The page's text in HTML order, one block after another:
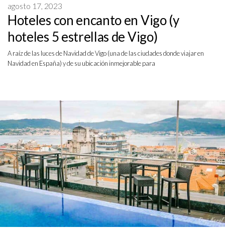
Hoteles con encanto en Vigo (y
hoteles 5 estrellas de Vigo)
agosto 17, 2023
A raíz de las luces de Navidad de Vigo (una de las ciudades donde viajar en
Navidad en España) y de su ubicación inmejorable para